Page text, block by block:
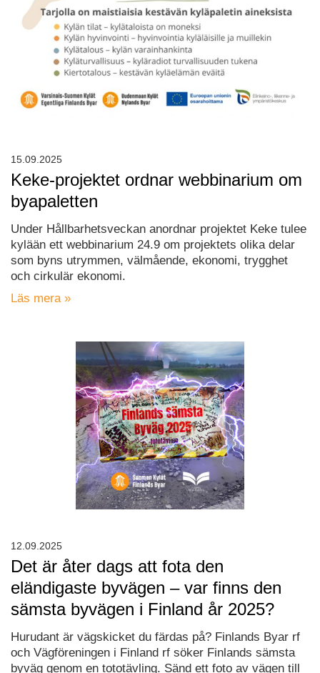
Keke-projektet ordnar webbinarium om
byapaletten
Under Hållbarhetsveckan anordnar projektet Keke tulee
kylään ett webbinarium 24.9 om projektets olika delar
som byns utrymmen, välmående, ekonomi, trygghet
och cirkulär ekonomi.
Läs mera »
15.09.2025
Det är åter dags att fota den
eländigaste byvägen – var finns den
sämsta byvägen i Finland år 2025?
Hurudant är vägskicket du färdas på? Finlands Byar rf
och Vägföreningen i Finland rf söker Finlands sämsta
byväg genom en tototävling. Sänd ett foto av vägen till
12.09.2025